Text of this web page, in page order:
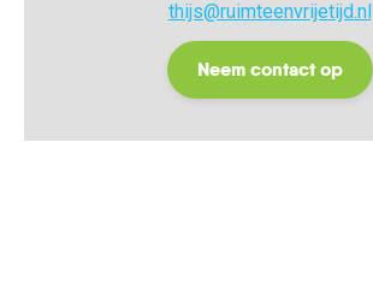
thijs@ruimteenvrijetijd.nl
Neem contact op